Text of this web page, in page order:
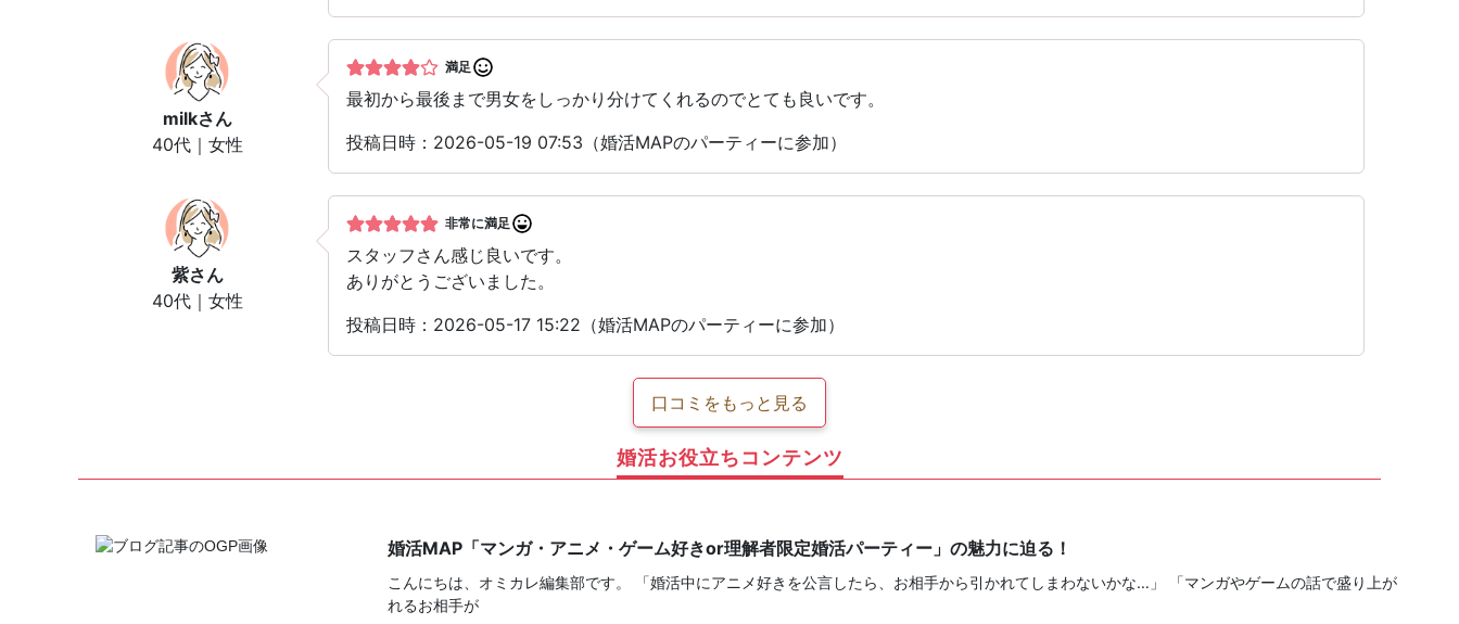
milkさん
40代｜女性
満足
最初から最後まで男女をしっかり分けてくれるのでとても良いです。
投稿日時：2026-05-19 07:53（婚活MAPのパーティーに参加）
紫さん
40代｜女性
非常に満足
スタッフさん感じ良いです。
ありがとうございました。
投稿日時：2026-05-17 15:22（婚活MAPのパーティーに参加）
口コミをもっと見る
婚活お役立ちコンテンツ
婚活MAP「マンガ・アニメ・ゲーム好きor理解者限定婚活パーティー」の魅力に迫る！
こんにちは、オミカレ編集部です。 「婚活中にアニメ好きを公言したら、お相手から引かれてしまわないかな…」 「マンガやゲームの話で盛り上が
れるお相手が